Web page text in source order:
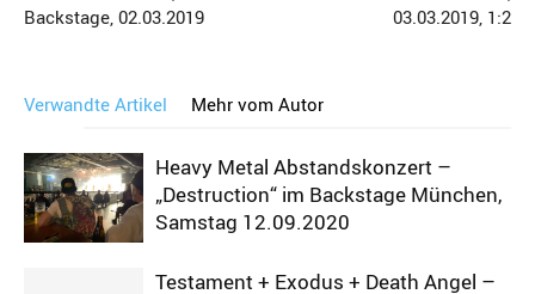
Backstage, 02.03.2019
03.03.2019, 1:2
Verwandte Artikel Mehr vom Autor
Heavy Metal Abstandskonzert –
„Destruction“ im Backstage München,
Samstag 12.09.2020
Testament + Exodus + Death Angel –